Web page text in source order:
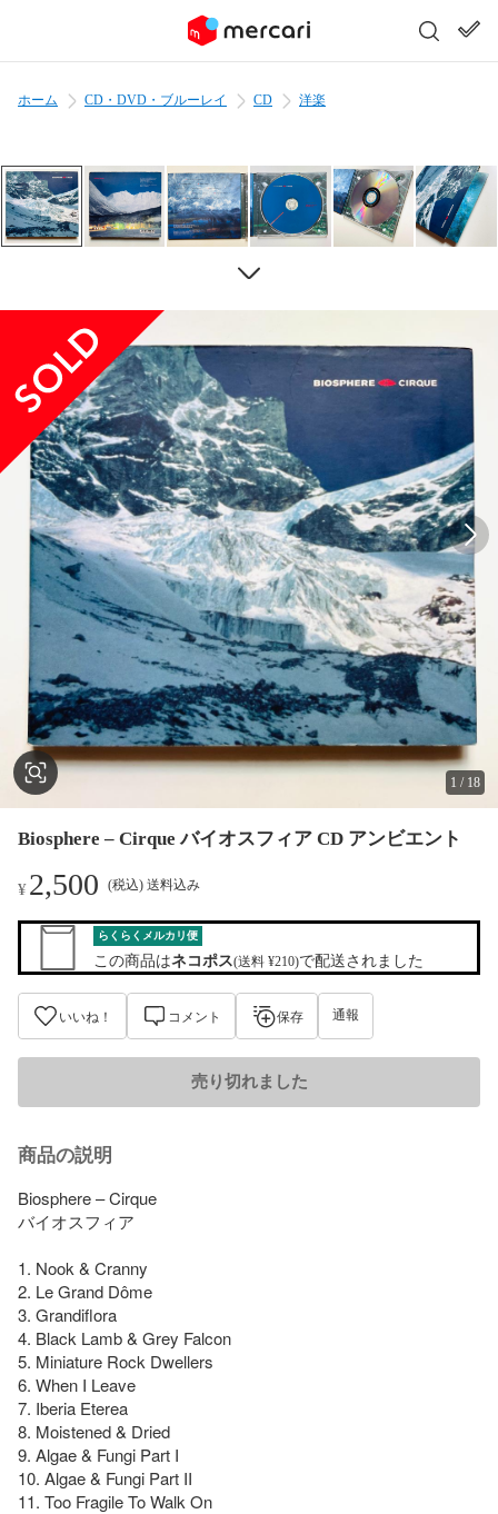
ホーム CD・DVD・ブルーレイ CD 洋楽
1 / 18
Biosphere – Cirque バイオスフィア CD アンビエント
¥2,500 (税込) 送料込み
らくらくメルカリ便
この商品はネコポス(送料 ¥210)で配送されました
いいね！ コメント 保存 通報
売り切れました
商品の説明
Biosphere – Cirque
バイオスフィア
1. Nook & Cranny
2. Le Grand Dôme
3. Grandiflora
4. Black Lamb & Grey Falcon
5. Miniature Rock Dwellers
6. When I Leave
7. Iberia Eterea
8. Moistened & Dried
9. Algae & Fungi Part I
10. Algae & Fungi Part II
11. Too Fragile To Walk On